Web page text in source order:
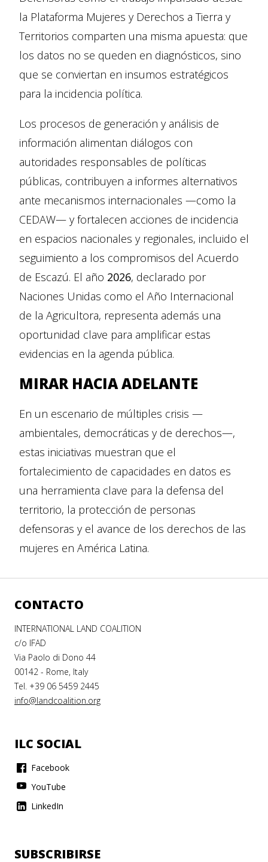
la Plataforma Mujeres y Derechos a Tierra y
Territorios comparten una misma apuesta: que
los datos no se queden en diagnósticos, sino
que se conviertan en insumos estratégicos
para la incidencia política.
Los procesos de generación y análisis de
información alimentan diálogos con
autoridades responsables de políticas
públicas, contribuyen a informes alternativos
ante mecanismos internacionales —como la
CEDAW— y fortalecen acciones de incidencia
en espacios nacionales y regionales, incluido el
seguimiento a los compromisos del Acuerdo
de Escazú. El año 2026, declarado por
Naciones Unidas como el Año Internacional
de la Agricultora, representa además una
oportunidad clave para amplificar estas
evidencias en la agenda pública.
MIRAR HACIA ADELANTE
En un escenario de múltiples crisis —
ambientales, democráticas y de derechos—,
estas iniciativas muestran que el
fortalecimiento de capacidades en datos es
una herramienta clave para la defensa del
territorio, la protección de personas
defensoras y el avance de los derechos de las
mujeres en América Latina.
CONTACTO
INTERNATIONAL LAND COALITION
c/o IFAD
Via Paolo di Dono 44
00142 - Rome, Italy
Tel. +39 06 5459 2445
info@landcoalition.org
ILC SOCIAL
Facebook
YouTube
LinkedIn
SUBSCRIBIRSE